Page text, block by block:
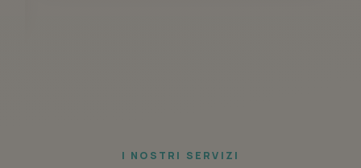
I NOSTRI SERVIZI